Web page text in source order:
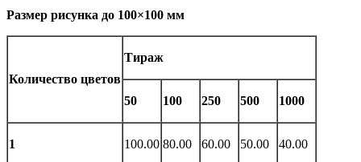
Размер рисунка до 100×100 мм
Количество цветов
Тираж
50 100 250 500 1000
1 100.00 80.00 60.00 50.00 40.00